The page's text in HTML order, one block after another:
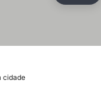
cidade